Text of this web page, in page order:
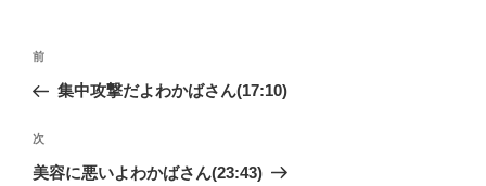
投
ナ
ビ
ゲ
前
の
稿
前
集中攻撃だよわかばさん(17:10)
次
の
次
美容に悪いよわかばさん(23:43)